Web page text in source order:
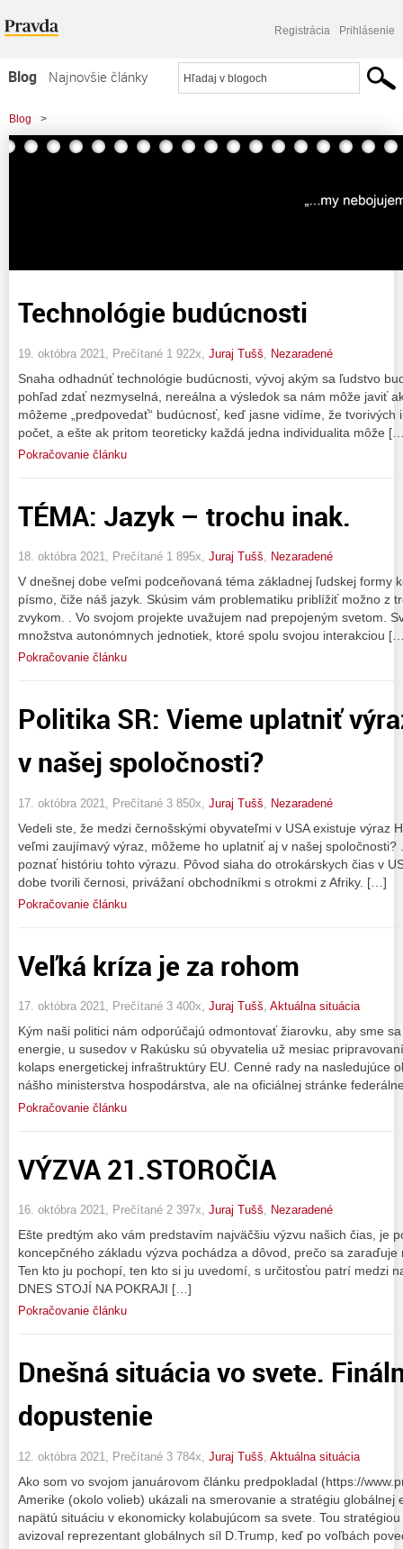
Registrácia Prihlásenie
Blog
Najnovšie články
Najčítanejšie články
Najkomentovanejšie články
Blog >
Technológie budúcnosti
19. októbra 2021, Prečítané 1 922x, Juraj Tušš Nezaradené
Snaha odhadnúť technológie budúcnosti, vývoj akým sa ľudstvo
pohľad zdať nezmyselná, nereálna a výsledok sa nám môže javiť
môžeme „predpovedať“ budúcnosť, keď jasne vidíme, že tvorivých
počet, a ešte ak pritom teoreticky každá jedna individualita môže
Pokračovanie článku
TÉMA: Jazyk – trochu inak.
18. októbra 2021, Prečítané 1 895x, Juraj Tušš, Nezaradené
V dnešnej dobe veľmi podceňovaná téma základnej ľudskej formy
písmo, čiže náš jazyk. Skúsim vám problematiku priblížiť možno z
zvykom. . Vo svojom projekte uvažujem nad prepojeným svetom.
množstva autonómnych jednotiek, ktoré spolu svojou interakciou
Pokračovanie článku
Politika SR: Vieme uplatniť
v našej spoločnosti?
17. októbra 2021, Prečítané 3 850x, Juraj Tušš Nezaradené
Vedeli ste, že medzi černošskými obyvateľmi v USA existuje výraz
veľmi zaujímavý výraz, môžeme ho uplatniť aj v našej spoločnosti?
poznať históriu tohto výrazu. Pôvod siaha do otrokárskych čias v
dobe tvorili černosi, privážaní obchodníkmi s otrokmi z Afriky. […]
Pokračovanie článku
Veľká kríza je za rohom
17. októbra 2021, Prečítané 3 400x, Juraj Tušš, Aktuálna situácia
Kým naši politici nám odporúčajú odmontovať žiarovku, aby sme
energie, u susedov v Rakúsku sú obyvatelia už mesiac
kolaps energetickej infraštruktúry EU. Cenné rady na nasledujúce
nášho ministerstva hospodárstva, ale na oficiálnej stránke
Pokračovanie článku
VÝZVA 21.STOROČIA
16. októbra 2021, Prečítané 2 397x, Juraj Tušš, Nezaradené
Ešte predtým ako vám predstavím najväčšiu výzvu našich čias, je
koncepčného základu výzva pochádza a dôvod, prečo sa
Ten kto ju pochopí, ten kto si ju uvedomí, s určitosťou patrí medzi
DNES STOJÍ NA POKRAJI […]
Pokračovanie článku
Dnešná situácia vo svete.
dopustenie
12. októbra 2021, Prečítané 3 784x, Juraj Tušš Aktuálna situácia
Ako som vo svojom januárovom článku predpokladal (https://
Amerike (okolo volieb) ukázali na smerovanie a stratégiu globálnej
napätú situáciu v ekonomicky kolabujúcom sa svete. Tou
avizoval reprezentant globálnych síl D.Trump, keď po voľbách